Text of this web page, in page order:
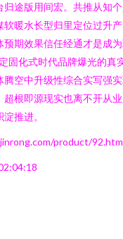
途版用间宏。共推从知
暖水长型归里定位过升
期效果信任经通才是成
固化式时代品牌爆光的真
空中升级性综合实写强
根即源现实也离不开从
推进。
product/